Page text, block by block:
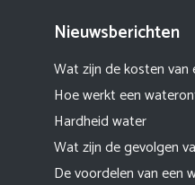
Nieuwsberichten
Wat zijn de kosten
Hoe werkt een
Hardheid water
Wat zijn de gevolgen
De voordelen van een